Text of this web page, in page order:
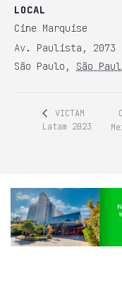
LOCAL
Cine Marquise
Av. Paulista, 2073
São Paulo , São
VICTAM
Latam 2023